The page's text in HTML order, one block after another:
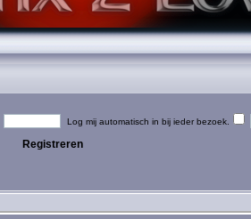
Log mij automatisch in bij ieder bezoek.
Registreren